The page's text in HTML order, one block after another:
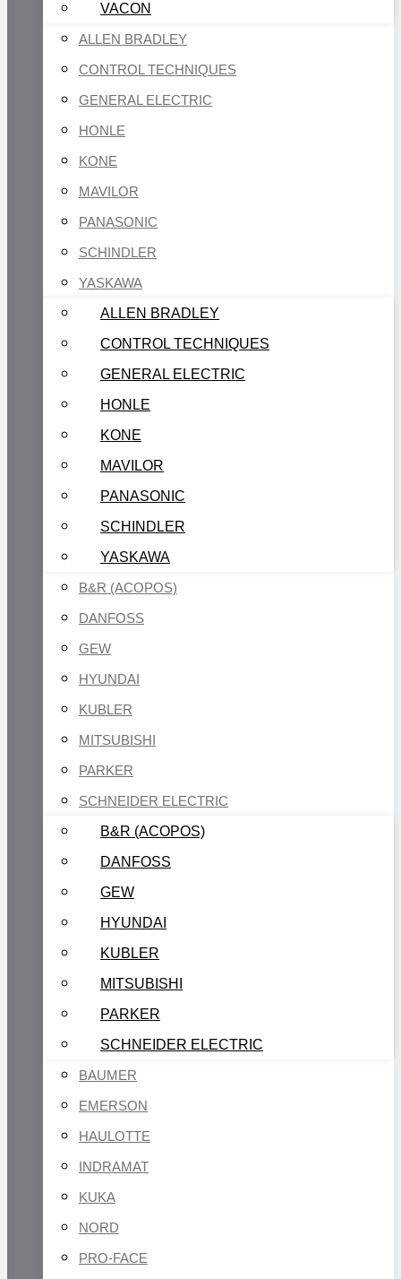
VACON
ALLEN BRADLEY
CONTROL TECHNIQUES
GENERAL ELECTRIC
HONLE
KONE
MAVILOR
PANASONIC
SCHINDLER
YASKAWA
ALLEN BRADLEY
CONTROL TECHNIQUES
GENERAL ELECTRIC
HONLE
KONE
MAVILOR
PANASONIC
SCHINDLER
YASKAWA
B&R (ACOPOS)
DANFOSS
GEW
HYUNDAI
KUBLER
MITSUBISHI
PARKER
SCHNEIDER ELECTRIC
B&R (ACOPOS)
DANFOSS
GEW
HYUNDAI
KUBLER
MITSUBISHI
PARKER
SCHNEIDER ELECTRIC
BAUMER
EMERSON
HAULOTTE
INDRAMAT
KUKA
NORD
PRO-FACE